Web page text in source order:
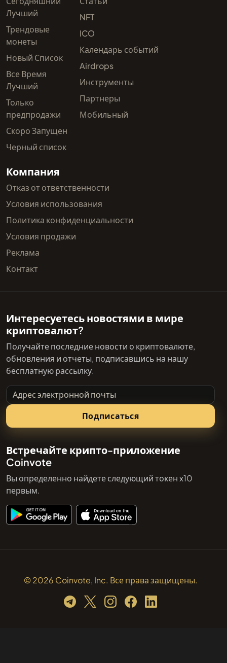
Лучший
Трендовые
монеты
Новый Список
Все Время
Лучший
Только
предпродажи
Скоро Запущен
Черный список
NFT
ICO
Календарь событий
Airdrops
Инструменты
Партнеры
Мобильный
Компания
Отказ от ответственности
Условия использования
Политика конфиденциальности
Условия продажи
Реклама
Контакт
Интересуетесь новостями в мире
криптовалют?
Получайте последние новости о криптовалюте,
обновления и отчеты, подписавшись на нашу
бесплатную рассылку.
Адрес электронной почты
Подписаться
Встречайте крипто-приложение
Coinvote
Вы определенно найдете следующий токен x10
первым.
© 2026 Coinvote, Inc. Все права защищены.